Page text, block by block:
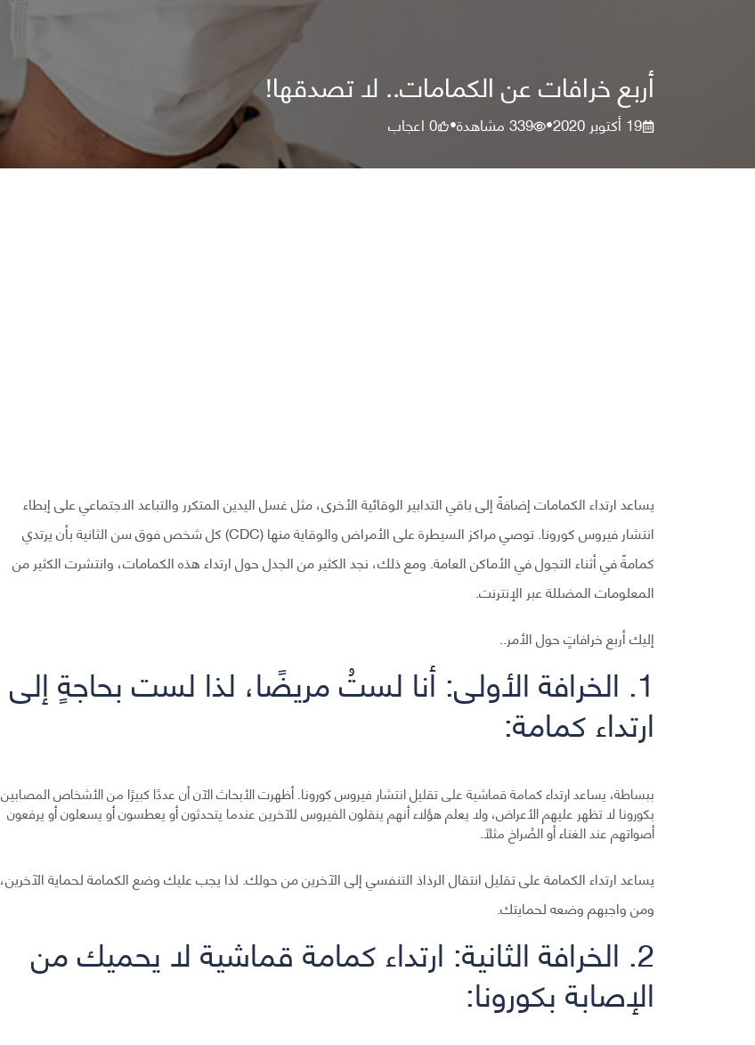
أربع خرافات عن الكمامات.. لا تصدقها!
19 أكتوبر 2020 •
339مشاهدة•
0اعجاب
يساعد ارتداء الكمامات إضافةً إلى باقي التدابير الوقائية الأخرى، مثل غسل اليدين المتكرر والتباعد الاجتماعي على إبطاء
انتشار فيروس كورونا. توصي مراكز السيطرة على الأمراض والوقاية منها (CDC) كل شخص فوق سن الثانية بأن يرتدي
كمامةً في أثناء التجول في الأماكن العامة. ومع ذلك، نجد الكثير من الجدل حول ارتداء هذه الكمامات، وانتشرت الكثير من
المعلومات المضللة عبر الإنترنت.
إليك أربع خرافاتٍ حول الأمر..
1. الخرافة الأولى: أنا لستُ مريضًا، لذا لست بحاجةٍ إلى
ارتداء كمامة:
ببساطة، يساعد ارتداء كمامة قماشية على تقليل انتشار فيروس كورونا. أظهرت الأبحاث الآن أن عددًا كبيرًا من الأشخاص المصابين
بكورونا لا تظهر عليهم الأعراض، ولا يعلم هؤلاء أنهم ينقلون الفيروس للآخرين عندما يتحدثون أو يعطسون أو يسعلون أو يرفعون
أصواتهم عند الغناء أو الصُراخ مثلًا.
يساعد ارتداء الكمامة على تقليل انتقال الرذاذ التنفسي إلى الآخرين من حولك. لذا يجب عليك وضع الكمامة لحماية الآخرين،
ومن واجبهم وضعه لحمايتك.
2. الخرافة الثانية: ارتداء كمامة قماشية لا يحميك من
الإصابة بكورونا: